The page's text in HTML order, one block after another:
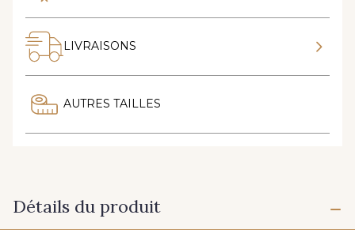
LIVRAISONS
AUTRES TAILLES
Détails du produit